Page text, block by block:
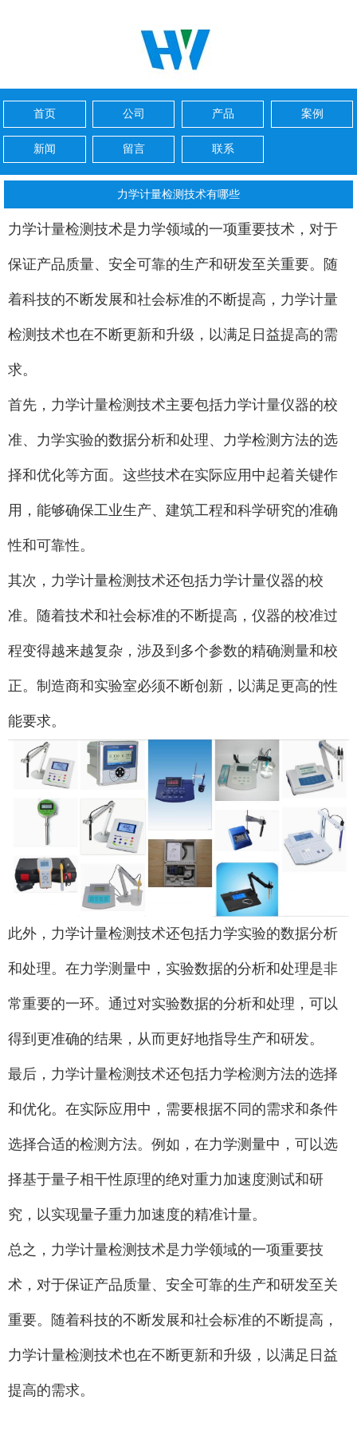
首页 公司 产品 案例
新闻 留言 联系
力学计量检测技术有哪些
力学计量检测技术是力学领域的一项重要技术，对于
保证产品质量、安全可靠的生产和研发至关重要。随
着科技的不断发展和社会标准的不断提高，力学计量
检测技术也在不断更新和升级，以满足日益提高的需
求。
首先，力学计量检测技术主要包括力学计量仪器的校
准、力学实验的数据分析和处理、力学检测方法的选
择和优化等方面。这些技术在实际应用中起着关键作
用，能够确保工业生产、建筑工程和科学研究的准确
性和可靠性。
其次，力学计量检测技术还包括力学计量仪器的校
准。随着技术和社会标准的不断提高，仪器的校准过
程变得越来越复杂，涉及到多个参数的精确测量和校
正。制造商和实验室必须不断创新，以满足更高的性
能要求。
此外，力学计量检测技术还包括力学实验的数据分析
和处理。在力学测量中，实验数据的分析和处理是非
常重要的一环。通过对实验数据的分析和处理，可以
得到更准确的结果，从而更好地指导生产和研发。
最后，力学计量检测技术还包括力学检测方法的选择
和优化。在实际应用中，需要根据不同的需求和条件
选择合适的检测方法。例如，在力学测量中，可以选
择基于量子相干性原理的绝对重力加速度测试和研
究，以实现量子重力加速度的精准计量。
总之，力学计量检测技术是力学领域的一项重要技
术，对于保证产品质量、安全可靠的生产和研发至关
重要。随着科技的不断发展和社会标准的不断提高，
力学计量检测技术也在不断更新和升级，以满足日益
提高的需求。